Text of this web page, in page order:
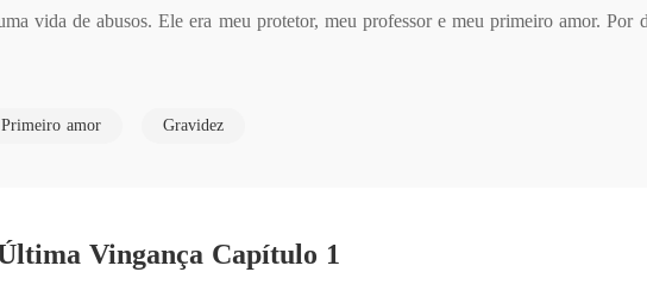
vida de abusos. Ele era meu protetor, meu professor e meu primeiro amor. Por
para ele, grávida do nosso filho, apenas para outra mulher atender o celular.
não devia levar tão a sério."
Primeiro amor Gravidez
Vingança Capítulo 1